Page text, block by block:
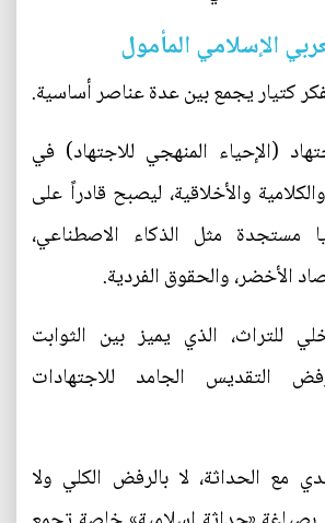
الإسلامي المأمول
كتيار يجمع بين عدة عناصر أساسية.
(الإحياء المنهجي للاجتهاد) في
والأخلاقية، ليصبح قادراً على
مستجدة مثل الذكاء الاصطناعي،
الأخضر، والحقوق الفردية.
للتراث، الذي يميز بين الثوابت
التقديس الجامد للاجتهادات
مع الحداثة، لا بالرفض الكلي ولا